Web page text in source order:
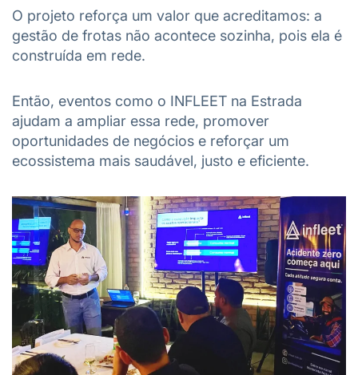
O projeto reforça um valor que acreditamos: a
gestão de frotas não acontece sozinha, pois ela é
construída em rede.
Então, eventos como o INFLEET na Estrada
ajudam a ampliar essa rede, promover
oportunidades de negócios e reforçar um
ecossistema mais saudável, justo e eficiente.